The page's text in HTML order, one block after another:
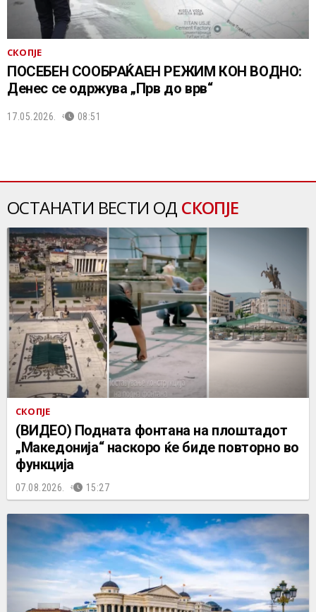
СКОПЈЕ
ПОСЕБЕН СООБРАЌАЕН РЕЖИМ КОН ВОДНО:
Денес се одржува „Прв до врв“
17.05.2026. 08:51
ОСТАНАТИ ВЕСТИ ОД СКОПЈЕ
СКОПЈЕ
(ВИДЕО) Подната фонтана на плоштадот
„Македонија“ наскоро ќе биде повторно во
функција
07.08.2026. 15:27